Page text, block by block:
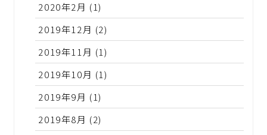
2020年2月 (1)
2019年12月 (2)
2019年11月 (1)
2019年10月 (1)
2019年9月 (1)
2019年8月 (2)